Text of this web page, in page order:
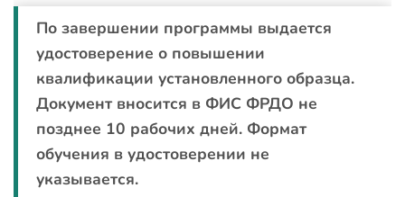
По завершении программы выдается
удостоверение о повышении
квалификации установленного образца.
Документ вносится в ФИС ФРДО не
позднее 10 рабочих дней. Формат
обучения в удостоверении не
указывается.